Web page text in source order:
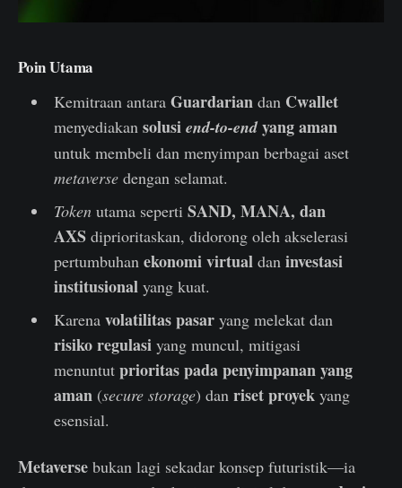
Poin Utama
Kemitraan antara Guardariandan Cwallet
menyediakan solusi end-to-endyang aman
untuk membeli dan menyimpan berbagai aset
metaversedengan selamat.
Tokenutama seperti SAND, MANA, dan
AXSdiprioritaskan, didorong oleh akselerasi
pertumbuhan ekonomi virtualdan investasi
institusionalyang kuat.
Karena volatilitas pasaryang melekat dan
risiko regulasiyang muncul, mitigasi
menuntut prioritas pada penyimpanan yang
aman(secure storage) dan riset proyekyang
esensial.
Metaverse bukan lagi sekadar konsep futuristik—ia